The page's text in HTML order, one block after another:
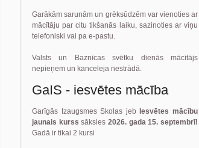
Garākām sarunām un grēksūdzēm var vienoties ar
mācītāju par citu tikšanās laiku, sazinoties ar viņu
telefoniski vai pa e-pastu.
Valsts un Baznīcas svētku dienās mācītājs
nepieņem un kanceleja nestrādā.
GaIS - iesvētes mācība
Garīgās Izaugsmes Skolas jeb
Iesvētes mācību
jaunais kurss sāksies2026. gada 15. septembrī!
Gadā ir tikai 2 kursi